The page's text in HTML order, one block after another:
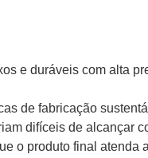
e duráveis ​​com alta
de fabricação
difíceis de alcançar
o produto final atenda